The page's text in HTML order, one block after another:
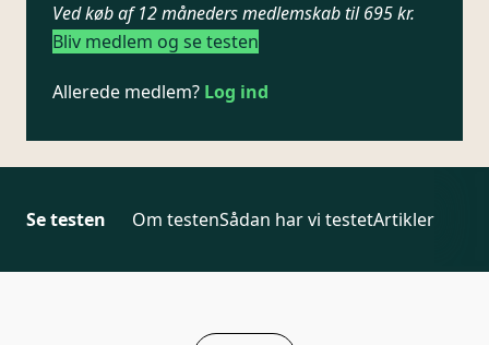
Ved køb af 12 måneders medlemskab til 695 kr.
Bliv medlem og se testen
Allerede medlem? Log ind
Se testen Om testenSådan har vi testetArtikler